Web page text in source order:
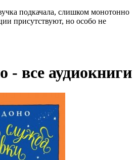
подкачала, слишком монотонно
присутствуют, но особо не
- все аудиокниги